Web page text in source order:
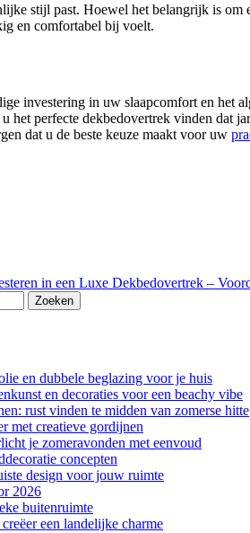
stijl past. Hoewel het belangrijk is om
en comfortabel bij voelt.
investering in uw slaapcomfort en het
het perfecte dekbedovertrek vinden dat
dat u de beste keuze maakt voor uw
in een Luxe Dekbedovertrek –
en dubbele beglazing voor je huis
en decoraties voor een beachy vibe
rust vinden te midden van zomerse hitte
met creatieve gordijnen
je zomeravonden met eenvoud
concepten
design voor jouw ruimte
2026
buitenruimte
een landelijke charme